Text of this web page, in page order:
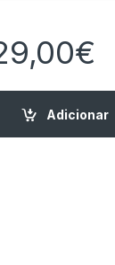
€
Adicionar